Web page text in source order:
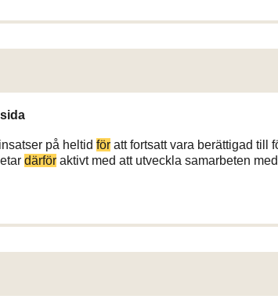
på heltid för att fortsatt vara berättigad till
därför aktivt med att utveckla samarbeten